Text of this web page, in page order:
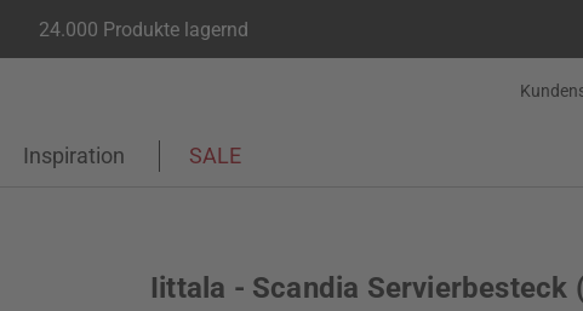
24.000 Produkte lagernd
Inspiration SALE
Iittala - Scandia Servierbesteck